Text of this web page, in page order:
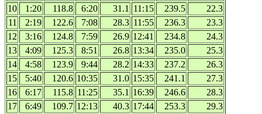
10
1:20 118.8 6:20 31.1 11:15 239.5
22.3
11
2:19 122.6 7:08 28.3 11:55 236.3
23.3
12
3:16 124.8 7:59 26.9 12:41 234.8
24.3
13
4:09 125.3 8:51 26.8 13:34 235.0
25.3
14
4:58 123.9 9:44 28.2 14:33 237.2
26.3
15
5:40 120.6 10:35 31.0 15:35 241.1
27.3
16
6:17 115.8 11:25 35.1 16:39 246.6
28.3
17
6:49 109.7 12:13 40.3 17:44 253.3
29.3